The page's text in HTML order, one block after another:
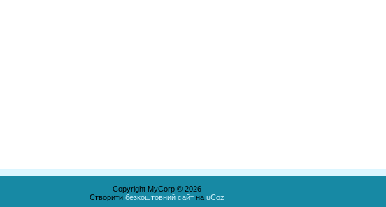
Copyright MyCorp © 2026
Створити безкоштовний сайтна uCoz